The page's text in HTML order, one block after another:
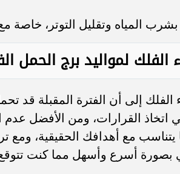
بشرب المياه وتقليل التوتر، خاصة
لمواليد برج الحمل
إلى أن الفترة المقبلة قد
اتخاذ القرارات، ومن الأفضل
يتناسب مع أهدافك الحقيقية،
بصورة أسرع وأسهل مما كنت